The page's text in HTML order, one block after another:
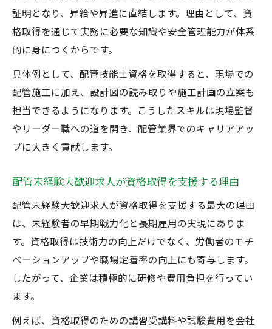
証明となり、昇給や昇進に直結します。理由として、資
格取得を通じて実務に必要な知識や安全管理能力が体系
的に身につくからです。
具体例として、配管技能士資格を取得すると、現場での
配管施工に加え、設計図の読み取りや施工計画の立案も
担当できるようになります。こうしたスキルは現場監督
やリーダー職への道を開き、配管業界でのキャリアアッ
プに大きく貢献します。
配管未経験大歓迎求人が資格取得を支援する理由
配管未経験大歓迎求人が資格取得を支援する最大の理由
は、未経験者の早期戦力化と長期雇用の実現にありま
す。資格取得は技術力の向上だけでなく、労働者のモチ
ベーションアップや職場定着率の向上にも寄与します。
したがって、企業は積極的に研修や費用負担を行ってい
ます。
例えば、資格取得のための講習受講料や試験費用を会社